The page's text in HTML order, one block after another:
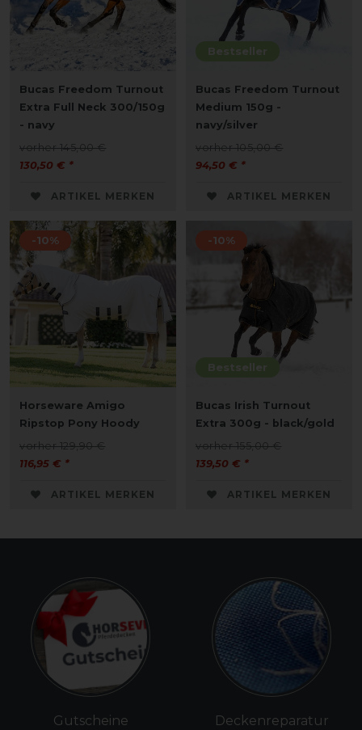
Bucas Freedom Turnout
Extra Full Neck 300/150g
- navy
vorher 145,00 €
130,50 € *
ARTIKEL MERKEN
Bestseller
Bucas Freedom Turnout
Medium 150g -
navy/silver
vorher 105,00 €
94,50 € *
ARTIKEL MERKEN
-10%
Horseware Amigo
Ripstop Pony Hoody
vorher 129,90 €
116,95 € *
ARTIKEL MERKEN
Bestseller
-10%
Bucas Irish Turnout
Extra 300g - black/gold
vorher 155,00 €
139,50 € *
ARTIKEL MERKEN
Gutscheine Deckenreparatur